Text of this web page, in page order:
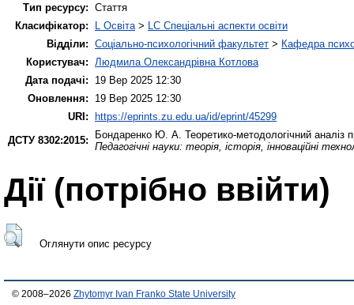
Тип ресурсу: Стаття
Класифікатор:
L Освіта > LC Спеціальні аспекти освіти
Відділи: Соціально-психологічний факультет > Кафедра
Користувач:
Людмила Олександрівна Котлова
Дата подачі:
19 Вер 2025 12:30
Оновлення:
19 Вер 2025 12:30
URI: https://eprints.zu.edu.ua/id/eprint/45299
ДСТУ 8302:2015:
Бондаренко Ю. А. Теоретико‐методологічний аналіз
Педагогічні науки: теорія, історія, інноваційні
Дії ​​(потрібно ввійти)
Оглянути опис ресурсу
© 2008–2026 Zhytomyr Ivan Franko State University